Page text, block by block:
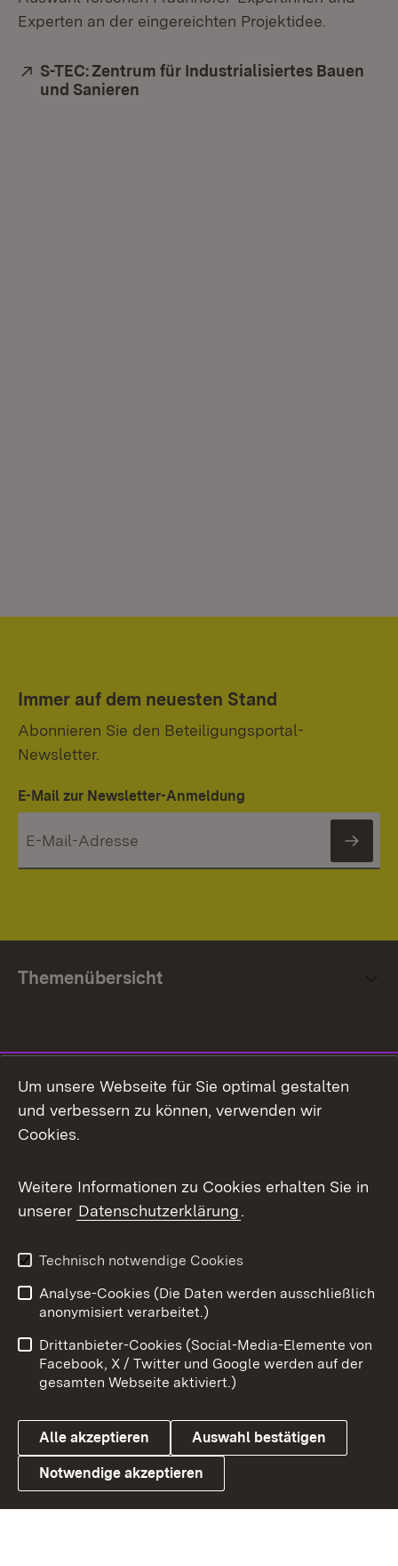
Experten an der eingereichten Projektidee.
Extern:
S-TEC: Zentrum für Industrialisiertes Bauen
und Sanieren
Immer auf dem neuesten Stand
Abonnieren Sie den Beteiligungsportal-
Newsletter.
E-Mail zur Newsletter-Anmeldung
Themenübersicht
Facebook
X / Twitter
Youtube
Link zum Landesportal
Impressum
Kontakt
Barrierefreiheit
Datenschutz
Cookies
Um unsere Webseite für Sie optimal gestalten
und verbessern zu können, verwenden wir
Cookies.
Weitere Informationen zu Cookies erhalten Sie in
unserer Datenschutzerklärung.
Technisch notwendige Cookies
Analyse-Cookies (Die Daten werden ausschließlich
anonymisiert verarbeitet.)
Drittanbieter-Cookies (Social-Media-Elemente von
Facebook, X / Twitter und Google werden auf der
gesamten Webseite aktiviert.)
Alle akzeptieren Auswahl bestätigen
Notwendige akzeptieren